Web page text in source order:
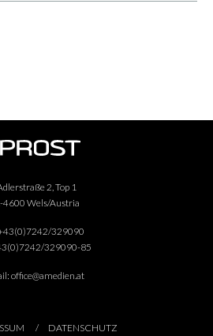
2, Top 1
4600 Wels/Austria
329090
329090-85
office@amedien.at
DATENSCHUTZ